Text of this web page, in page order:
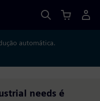
automática.
needs é